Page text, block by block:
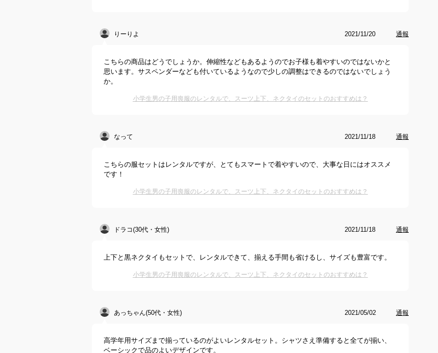
りーりよ 2021/11/20 通報
こちらの商品はどうでしょうか。伸縮性などもあるようのでお子様も着やすいのではないかと
思います。サスペンダーなども付いているようなので少しの調整はできるのではないでしょう
か。
小学生男の子用喪服のレンタルで、スーツ上下、ネクタイのセットのおすすめは？
なって 2021/11/18 通報
こちらの服セットはレンタルですが、とてもスマートで着やすいので、大事な日にはオススメ
です！
小学生男の子用喪服のレンタルで、スーツ上下、ネクタイのセットのおすすめは？
ドラコ(30代・女性) 2021/11/18 通報
上下と黒ネクタイもセットで、レンタルできて、揃える手間も省けるし、サイズも豊富です。
小学生男の子用喪服のレンタルで、スーツ上下、ネクタイのセットのおすすめは？
あっちゃん(50代・女性) 2021/05/02 通報
高学年用サイズまで揃っているのがよいレンタルセット。シャツさえ準備すると全てが揃い、
ベーシックで品のよいデザインです。